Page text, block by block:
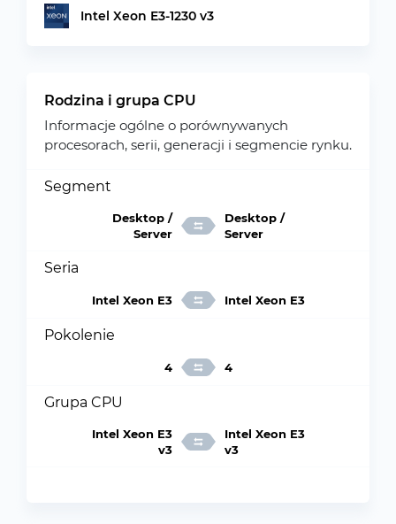
Intel Xeon E3-1230 v3
Rodzina i grupa CPU
Informacje ogólne o porównywanych
procesorach, serii, generacji i segmencie rynku.
Segment
Desktop /
Server
Desktop /
Server
Seria
Intel Xeon E3 Intel Xeon E3
Pokolenie
4 4
Grupa CPU
Intel Xeon E3
v3
Intel Xeon E3
v3